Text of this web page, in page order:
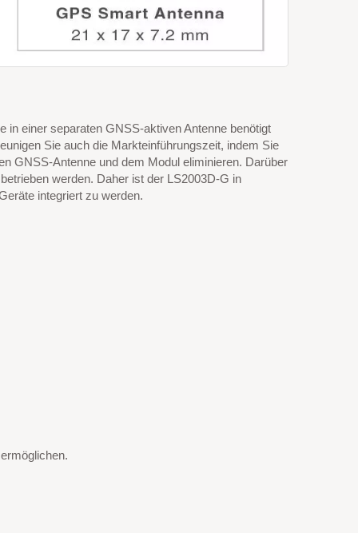
in einer separaten GNSS-aktiven Antenne benötigt
Sie auch die Markteinführungszeit, indem Sie
GNSS-Antenne und dem Modul eliminieren. Darüber
werden. Daher ist der LS2003D-G in
integriert zu werden.